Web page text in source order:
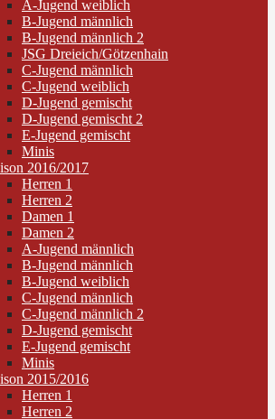
A-Jugend weiblich
B-Jugend männlich
B-Jugend männlich 2
JSG Dreieich/Götzenhain
C-Jugend männlich
C-Jugend weiblich
D-Jugend gemischt
D-Jugend gemischt 2
E-Jugend gemischt
Minis
2016/2017
Herren 1
Herren 2
Damen 1
Damen 2
A-Jugend männlich
B-Jugend männlich
B-Jugend weiblich
C-Jugend männlich
C-Jugend männlich 2
D-Jugend gemischt
E-Jugend gemischt
Minis
2015/2016
Herren 1
Herren 2